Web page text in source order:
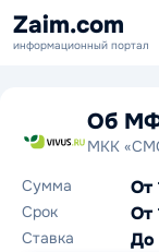
Zaim.com
информационный портал
Об
МКК
Сумма
От
Срок От
Ставка До